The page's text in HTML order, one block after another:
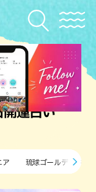
開運占い
ア 琉球ゴールデンキン